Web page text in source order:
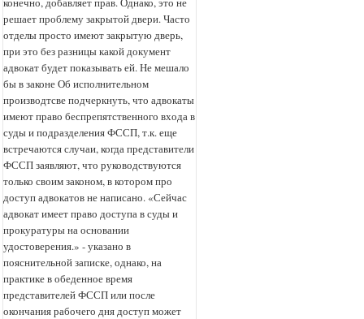
решает проблему закрытой двери. Часто
отделы просто имеют закрытую дверь,
при это без разницы какой документ
адвокат будет показывать ей. Не мешало
бы в законе Об исполнительном
производтсве подчеркнуть, что адвокаты
имеют право беспрепятственного входа в
суды и подразделения ФССП, т.к. еще
встречаются случаи, когда представители
ФССП заявляют, что руководствуются
только своим законом, в котором про
доступ адвокатов не написано. «Сейчас
адвокат имеет право доступа в суды и
прокуратуры на основании
удостоверения.» - указано в
пояснительной записке, однако, на
практике в обеденное время
представителей ФССП или после
окончания рабочего дня доступ может